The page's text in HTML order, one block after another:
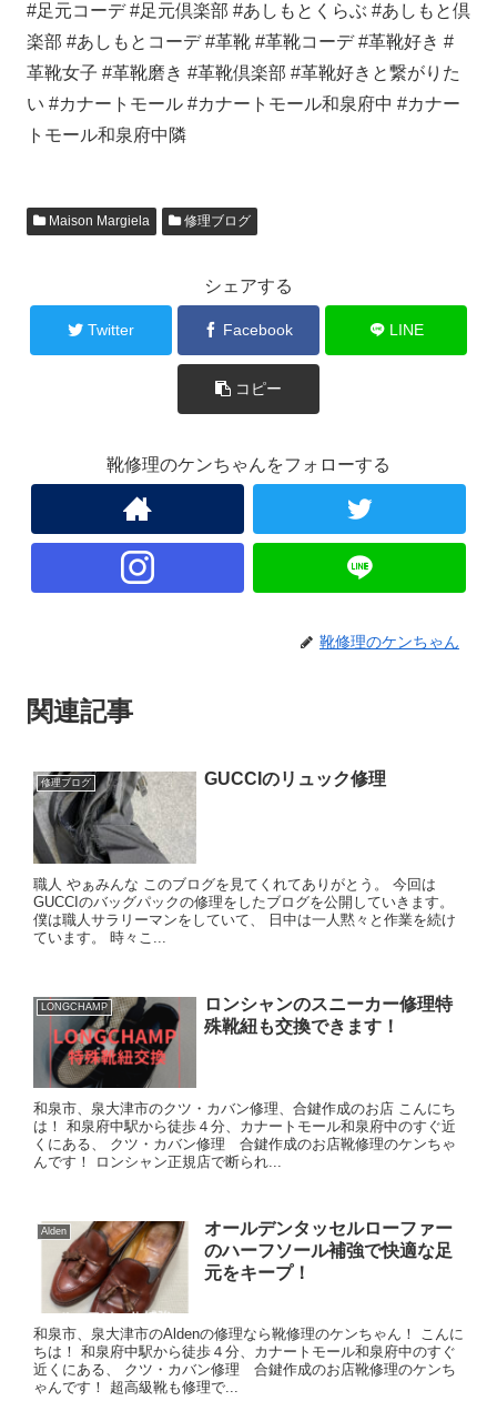
#足元コーデ #足元倶楽部 #あしもとくらぶ #あしもと倶
楽部 #あしもとコーデ #革靴 #革靴コーデ #革靴好き #
革靴女子 #革靴磨き #革靴倶楽部 #革靴好きと繋がりた
い #カナートモール #カナートモール和泉府中 #カナー
トモール和泉府中隣
Maison Margiela 修理ブログ
シェアする
Twitter Facebook LINE
コピー
靴修理のケンちゃんをフォローする
靴修理のケンちゃん
関連記事
修理ブログ GUCCIのリュック修理
職人 やぁみんな このブログを見てくれてありがとう。 今回は
GUCCIのバッグパックの修理をしたブログを公開していきます。
僕は職人サラリーマンをしていて、 日中は一人黙々と作業を続け
ています。 時々こ...
LONGCHAMP
ロンシャンのスニーカー修理特
殊靴紐も交換できます！
和泉市、泉大津市のクツ・カバン修理、合鍵作成のお店 こんにち
は！ 和泉府中駅から徒歩４分、カナートモール和泉府中のすぐ近
くにある、 クツ・カバン修理 合鍵作成のお店靴修理のケンちゃ
んです！ ロンシャン正規店で断られ...
Alden
オールデンタッセルローファー
のハーフソール補強で快適な足
元をキープ！
和泉市、泉大津市のAldenの修理なら靴修理のケンちゃん！ こんに
ちは！ 和泉府中駅から徒歩４分、カナートモール和泉府中のすぐ
近くにある、 クツ・カバン修理 合鍵作成のお店靴修理のケンち
ゃんです！ 超高級靴も修理で...